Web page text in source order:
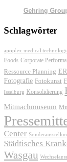
Gehring
Schlagwörter
apoplex medical
Foods Corporate
Ressource Planning
Fotografie Fotokunst
Isselburg Konsolidierung
Mitmachmuseum
Center
Städtisches
Wasgau